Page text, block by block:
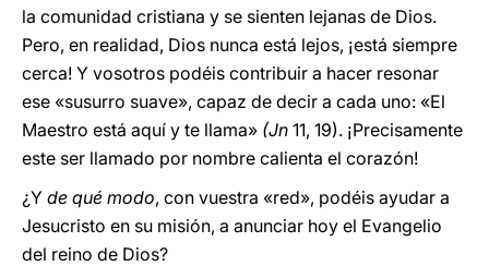
la comunidad cristiana y se sienten lejanas de Dios.
Pero, en realidad, Dios nunca está lejos, ¡está siempre
cerca! Y vosotros podéis contribuir a hacer resonar
ese «susurro suave», capaz de decir a cada uno: «El
Maestro está aquí y te llama» (Jn 11, 19). ¡Precisamente
este ser llamado por nombre calienta el corazón!
¿Y de qué modo, con vuestra «red», podéis ayudar a
Jesucristo en su misión, a anunciar hoy el Evangelio
del reino de Dios?